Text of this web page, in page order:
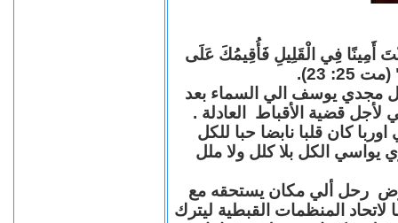
أَمِينًا فِي الْقَلِيلِ فَأُقِيمُكَ عَلَى
23).
مجدي يوسف الي السماء بعد
قضية الأقباط العادلة .
كان قلبا نابضا حبا للكل
يواسي الكل بلا كلل ولا ملل
رحل ألي مكان يستحقه مع
المنظمات القبطية ليترك